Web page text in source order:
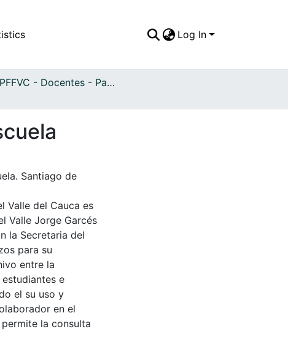
Log In
APFFVC - Docentes - Patrimonial
Santiago de
Valle del Cauca es
Valle Jorge Garcés
la Secretaria del
para su
entre la
e
el su uso y
en el
la consulta